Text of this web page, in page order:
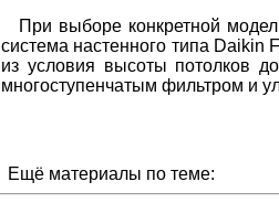
При выборе конкретной
система настенного типа Daikin
из условия высоты потолков
многоступенчатым фильтром и
Ещё материалы по теме: